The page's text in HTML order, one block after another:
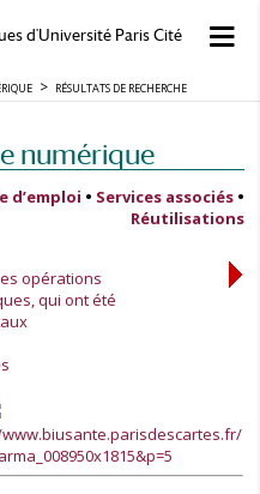
d'Université Paris Cité
RÉSULTATS DE RECHERCHE
numérique
d’emploi • Services associés •
Réutilisations
opérations
qui ont été